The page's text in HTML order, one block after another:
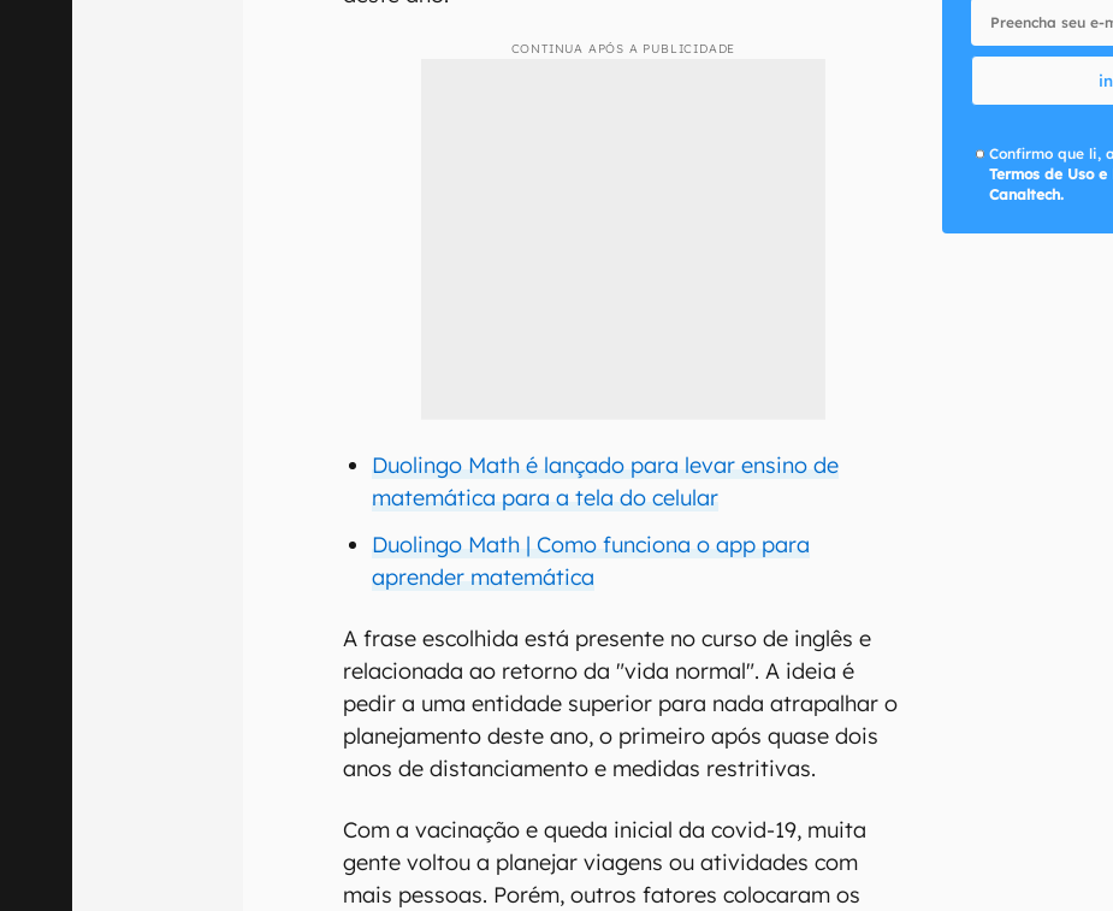
CONTINUA APÓS A PUBLICIDADE
Duolingo Math é lançado para levar ensino de
matemática para a tela do celular
Duolingo Math | Como funciona o app para
aprender matemática
A frase escolhida está presente no curso de inglês e
relacionada ao retorno da "vida normal". A ideia é
pedir a uma entidade superior para nada atrapalhar o
planejamento deste ano, o primeiro após quase dois
anos de distanciamento e medidas restritivas.
Com a vacinação e queda inicial da covid-19, muita
gente voltou a planejar viagens ou atividades com
mais pessoas. Porém, outros fatores colocaram os
Confirmo que li,
Termos de Uso
Canaltech.